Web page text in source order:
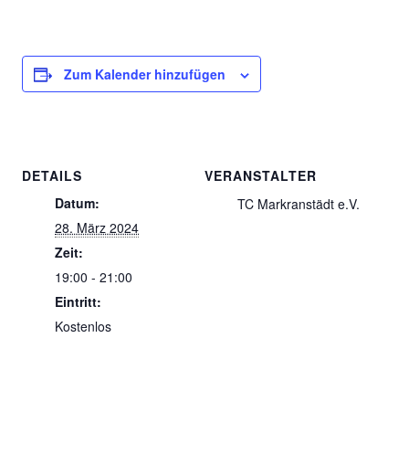
Zum Kalender hinzufügen
DETAILS
Datum:
28. März 2024
Zeit:
19:00 - 21:00
Eintritt:
Kostenlos
VERANSTALTER
TC Markranstädt e.V.